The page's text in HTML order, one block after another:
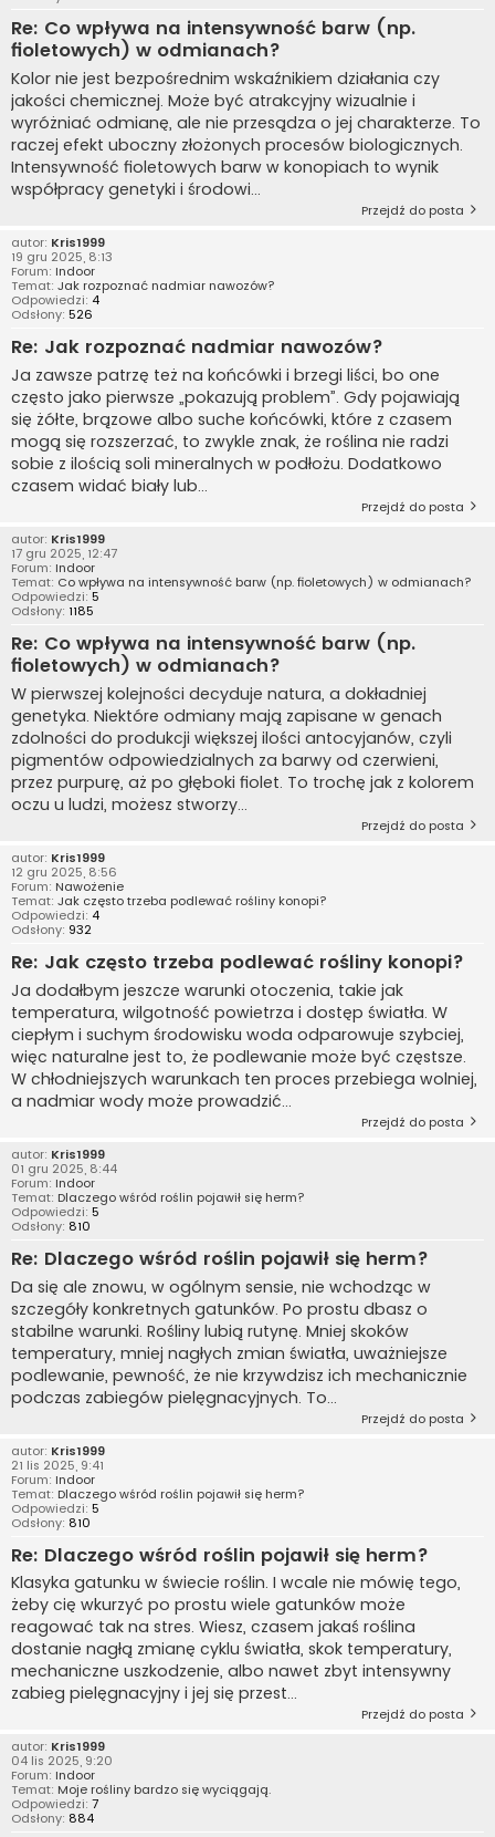
Re: Co wpływa na intensywność barw (np.
fioletowych) w odmianach?
Kolor nie jest bezpośrednim wskaźnikiem działania czy
jakości chemicznej. Może być atrakcyjny wizualnie i
wyróżniać odmianę, ale nie przesądza o jej charakterze. To
raczej efekt uboczny złożonych procesów biologicznych.
Intensywność fioletowych barw w konopiach to wynik
współpracy genetyki i środowi...
Przejdź do posta
autor: Kris1999
19 gru 2025, 8:13
Forum: Indoor
Temat: Jak rozpoznać nadmiar nawozów?
Odpowiedzi: 4
Odsłony: 526
Re: Jak rozpoznać nadmiar nawozów?
Ja zawsze patrzę też na końcówki i brzegi liści, bo one
często jako pierwsze „pokazują problem”. Gdy pojawiają
się żółte, brązowe albo suche końcówki, które z czasem
mogą się rozszerzać, to zwykle znak, że roślina nie radzi
sobie z ilością soli mineralnych w podłożu. Dodatkowo
czasem widać biały lub...
Przejdź do posta
autor: Kris1999
17 gru 2025, 12:47
Forum: Indoor
Temat: Co wpływa na intensywność barw (np. fioletowych) w odmianach?
Odpowiedzi: 5
Odsłony: 1185
Re: Co wpływa na intensywność barw (np.
fioletowych) w odmianach?
W pierwszej kolejności decyduje natura, a dokładniej
genetyka. Niektóre odmiany mają zapisane w genach
zdolności do produkcji większej ilości antocyjanów, czyli
pigmentów odpowiedzialnych za barwy od czerwieni,
przez purpurę, aż po głęboki fiolet. To trochę jak z kolorem
oczu u ludzi, możesz stworzy...
Przejdź do posta
autor: Kris1999
12 gru 2025, 8:56
Forum: Nawożenie
Temat: Jak często trzeba podlewać rośliny konopi?
Odpowiedzi: 4
Odsłony: 932
Re: Jak często trzeba podlewać rośliny konopi?
Ja dodałbym jeszcze warunki otoczenia, takie jak
temperatura, wilgotność powietrza i dostęp światła. W
ciepłym i suchym środowisku woda odparowuje szybciej,
więc naturalne jest to, że podlewanie może być częstsze.
W chłodniejszych warunkach ten proces przebiega wolniej,
a nadmiar wody może prowadzić...
Przejdź do posta
autor: Kris1999
01 gru 2025, 8:44
Forum: Indoor
Temat: Dlaczego wśród roślin pojawił się herm?
Odpowiedzi: 5
Odsłony: 810
Re: Dlaczego wśród roślin pojawił się herm?
Da się ale znowu, w ogólnym sensie, nie wchodząc w
szczegóły konkretnych gatunków. Po prostu dbasz o
stabilne warunki. Rośliny lubią rutynę. Mniej skoków
temperatury, mniej nagłych zmian światła, uważniejsze
podlewanie, pewność, że nie krzywdzisz ich mechanicznie
podczas zabiegów pielęgnacyjnych. To...
Przejdź do posta
autor: Kris1999
21 lis 2025, 9:41
Forum: Indoor
Temat: Dlaczego wśród roślin pojawił się herm?
Odpowiedzi: 5
Odsłony: 810
Re: Dlaczego wśród roślin pojawił się herm?
Klasyka gatunku w świecie roślin. I wcale nie mówię tego,
żeby cię wkurzyć po prostu wiele gatunków może
reagować tak na stres. Wiesz, czasem jakaś roślina
dostanie nagłą zmianę cyklu światła, skok temperatury,
mechaniczne uszkodzenie, albo nawet zbyt intensywny
zabieg pielęgnacyjny i jej się przest...
Przejdź do posta
autor: Kris1999
04 lis 2025, 9:20
Forum: Indoor
Temat: Moje rośliny bardzo się wyciągają.
Odpowiedzi: 7
Odsłony: 884